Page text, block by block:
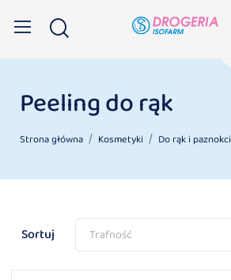
Peeling do rąk
Strona główna Kosmetyki Do rąk i paznokci
Sortuj Trafność